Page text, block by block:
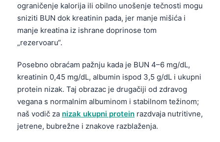
ograničenje kalorija ili obilno unošenje tečnosti mogu
sniziti BUN dok kreatinin pada, jer manje mišića i
manje kreatina iz ishrane doprinose tom
„rezervoaru“.
Posebno obraćam pažnju kada je BUN 4–6 mg/dL,
kreatinin 0,45 mg/dL, albumin ispod 3,5 g/dL i ukupni
protein nizak. Taj obrazac je drugačiji od zdravog
vegana s normalnim albuminom i stabilnom težinom;
naš vodič za nizak ukupni protein razdvaja nutritivne,
jetrene, bubrežne i znakove razblaženja.